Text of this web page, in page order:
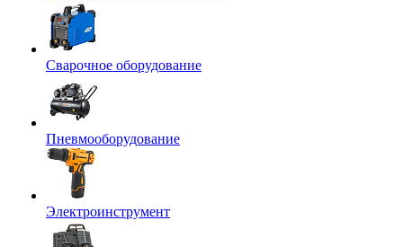
Сварочное оборудование
Пневмооборудование
Электроинструмент